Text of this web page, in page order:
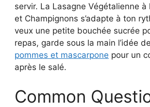
servir. La Lasagne Végétalienne
et Champignons s’adapte à ton
veux une petite bouchée sucrée
repas, garde sous la main l’idée
pommes et mascarpone pour un
après le salé.
Common